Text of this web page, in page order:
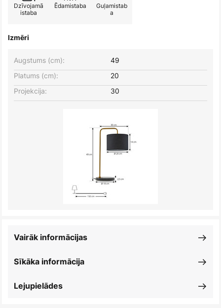
Dzīvojamā
istaba
Ēdamistaba
Guļamistab
a
Izmēri
Platums (cm): 20
Augstums (cm): 49
Projekcija: 30
Sīkāka informācija
Vairāk informācijas
Lejupielādes